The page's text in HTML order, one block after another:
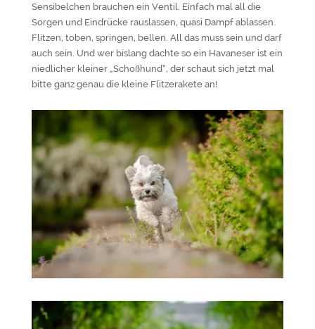
Sensibelchen brauchen ein Ventil. Einfach mal all die
Sorgen und Eindrücke rauslassen, quasi Dampf ablassen.
Flitzen, toben, springen, bellen. All das muss sein und darf
auch sein. Und wer bislang dachte so ein Havaneser ist ein
niedlicher kleiner „Schoßhund“, der schaut sich jetzt mal
bitte ganz genau die kleine Flitzerakete an!